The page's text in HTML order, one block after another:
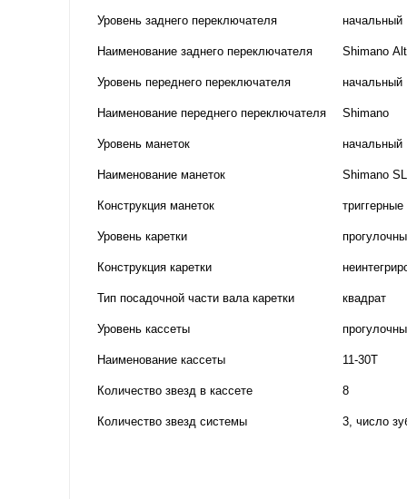
Уровень заднего переключателя начальный
Наименование заднего переключателя Shimano
Уровень переднего переключателя начальный
Наименование переднего переключателя Shimano
Уровень манеток начальный
Наименование манеток Shimano SL
Конструкция манеток
Уровень каретки
Конструкция каретки
Тип посадочной части вала каретки квадрат
Уровень кассеты
Наименование кассеты 11-30T
Количество звезд в кассете 8
Количество звезд системы 3, число